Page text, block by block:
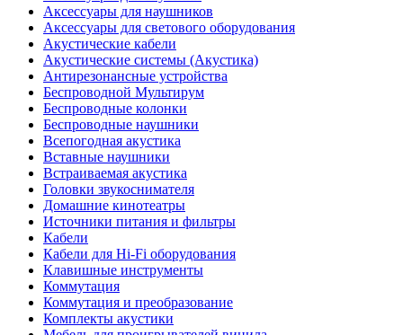
Аксессуары для наушников
Аксессуары для светового оборудования
Акустические кабели
Акустические системы (Акустика)
Антирезонансные устройства
Беспроводной Мультирум
Беспроводные колонки
Беспроводные наушники
Всепогодная акустика
Вставные наушники
Встраиваемая акустика
Головки звукоснимателя
Домашние кинотеатры
Источники питания и фильтры
Кабели
Кабели для Hi-Fi оборудования
Клавишные инструменты
Коммутация
Коммутация и преобразование
Комплекты акустики